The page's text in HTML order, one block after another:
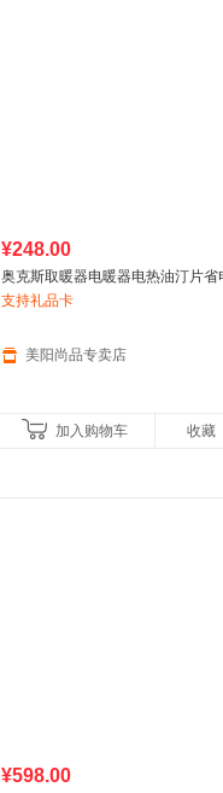
¥248.00
奥克斯取暖器电暖器电热油汀片省
静音油丁对流电暖气取暖器
支持礼品卡
美阳尚品专卖店
加入购物车 收藏
¥598.00